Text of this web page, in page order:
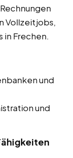
Vollzeitjobs,
in Frechen.
und
und